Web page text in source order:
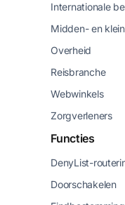
Internationale
Midden- en
Overheid
Reisbranche
Webwinkels
Zorgverleners
Functies
DenyList-
Doorschakelen